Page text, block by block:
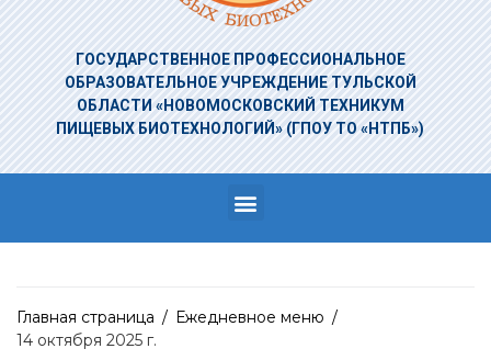
ГОСУДАРСТВЕННОЕ ПРОФЕССИОНАЛЬНОЕ
ОБРАЗОВАТЕЛЬНОЕ УЧРЕЖДЕНИЕТУЛЬСКОЙ
ОБЛАСТИ «НОВОМОСКОВСКИЙ ТЕХНИКУМ
ПИЩЕВЫХ БИОТЕХНОЛОГИЙ» (ГПОУ ТО «НТПБ»)
Главная страница / Ежедневное меню /
14 октября 2025 г.